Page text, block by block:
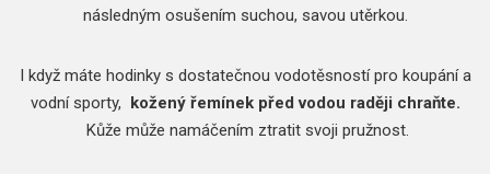
následným osušením suchou, savou utěrkou.
I když máte hodinky s dostatečnou vodotěsností pro koupání a
vodní sporty, kožený řemínek před vodou raději chraňte.
Kůže může namáčením ztratit svoji pružnost.